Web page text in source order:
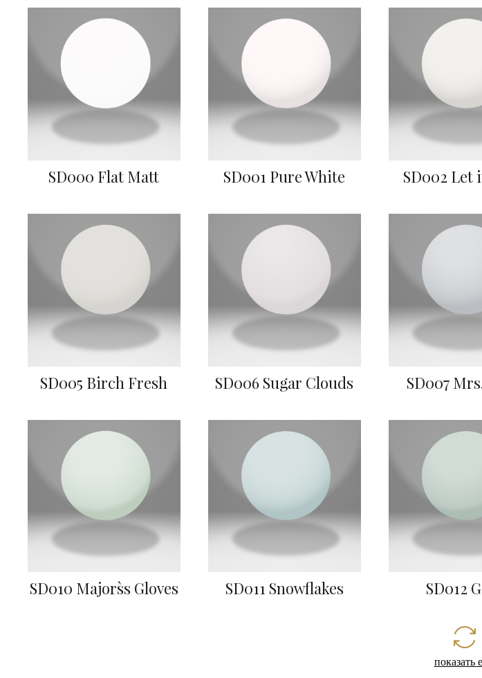
SD000 Flat Matt SD001 Pure White SD002 Let
SD005 Birch Fresh SD006 Sugar Clouds SD007
SD010 Majors`s Gloves SD011 Snowflakes SD012
показать